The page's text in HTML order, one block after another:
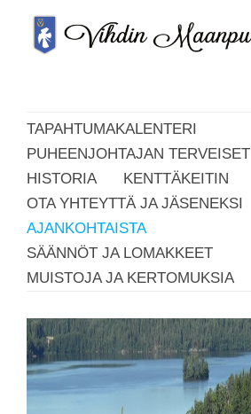
TAPAHTUMAKALENTERI
PUHEENJOHTAJAN TERVEISET
HISTORIA
KENTTÄKEITIN
OTA YHTEYTTÄ JA JÄSENEKSI
AJANKOHTAISTA
SÄÄNNÖT JA LOMAKKEET
MUISTOJA JA KERTOMUKSIA